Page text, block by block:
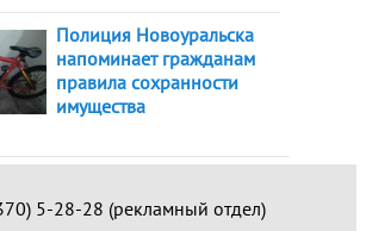
Полиция Новоуральска
напоминает гражданам
правила сохранности
имущества
5-28-28 (рекламный отдел)